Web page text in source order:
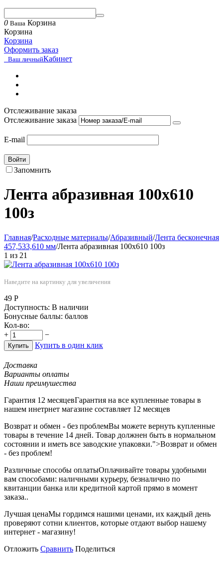
0 Ваша Корзина
Корзина
Корзина
Оформить заказ
Ваш личныйКабинет
Отслеживание заказа
Отслеживание заказа
E-mail
Войти
Запомнить
Лента абразивная 100х610
100з
Главная/Расходные материалы/Абразивный/Лента бесконечная
457,533,610 мм/Лента абразивная 100х610 100з
1 из 21
Наведите на картинку для увеличения
49 Р
Доступность: В наличии
Бонусные баллы: баллов
Кол-во:
+
−
Купить Купить в один клик
Доставка
Варианты оплаты
Наши преимушества
Гарантия 12 месяцевГарантия на все купленные товары в
нашем инетрнет магазине составляет 12 месяцев
Возврат и обмен - без проблемВы можете вернуть купленные
товары в течение 14 дней. Товар должнен быть в нормальном
состоянии и иметь все заводские упаковки.">Возврат и обмен
- без проблем!
Различные способы оплатыОплачивайте товары удобными
вам способами: наличными курьеру, безналично по
квитанции банка или кредитной картой прямо в момент
заказа..
Лучшая ценаМы гордимся нашими ценами, их каждый день
проверяют сотни клиентов, которые отдают выбор нашему
интернет - магазину!
Отложить Сравнить Поделиться